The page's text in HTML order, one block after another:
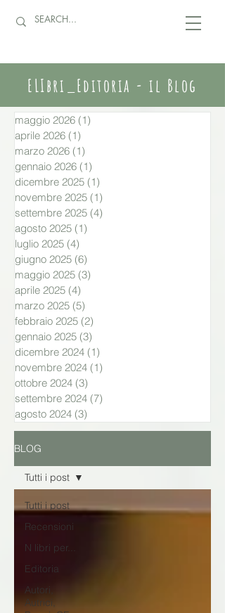
ELIbri_Editoria - il Blog
maggio 2026 (1)
aprile 2026 (1)
marzo 2026 (1)
gennaio 2026 (1)
dicembre 2025 (1)
novembre 2025 (1)
settembre 2025 (4)
agosto 2025 (1)
luglio 2025 (4)
giugno 2025 (6)
maggio 2025 (3)
aprile 2025 (4)
marzo 2025 (5)
febbraio 2025 (2)
gennaio 2025 (3)
dicembre 2024 (1)
novembre 2024 (1)
ottobre 2024 (3)
settembre 2024 (7)
agosto 2024 (3)
BLOG
Tutti i post
Recensioni
N libri per...
Editoria
Autori,
Autrici,
Tutti i post